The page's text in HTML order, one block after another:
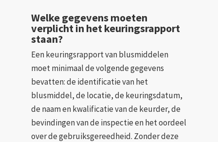
Welke gegevens moeten
verplicht in het keuringsrapport
staan?
Een keuringsrapport van blusmiddelen
moet minimaal de volgende gegevens
bevatten: de identificatie van het
blusmiddel, de locatie, de keuringsdatum,
de naam en kwalificatie van de keurder, de
bevindingen van de inspectie en het oordeel
over de gebruiksgereedheid. Zonder deze